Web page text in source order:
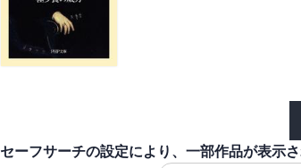
セーフサーチの設定により、一部作品が表示